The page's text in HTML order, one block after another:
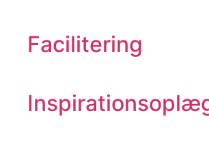
Facilitering